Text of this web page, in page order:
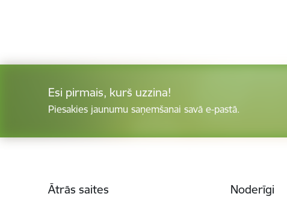
Esi pirmais, kurš uzzina!
Piesakies jaunumu saņemšanai savā e-pastā.
Ātrās saites Noderīgi